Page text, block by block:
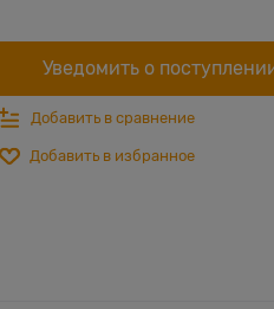
Уведомить о
Добавить в сравнение
Добавить в избранное